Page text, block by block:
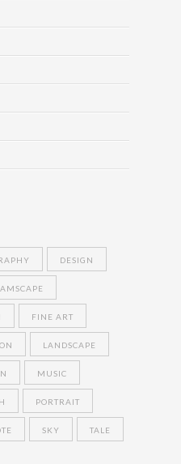
DESIGN
FINE ART
LANDSCAPE
MUSIC
PORTRAIT
SKY TALE